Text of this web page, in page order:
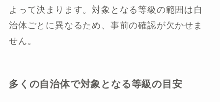
よって決まります。対象となる等級の範囲は自
治体ごとに異なるため、事前の確認が欠かせま
せん。
多くの自治体で対象となる等級の目安